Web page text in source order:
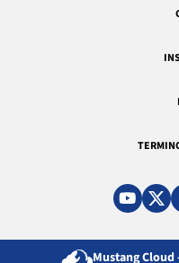
Mustang Cloud